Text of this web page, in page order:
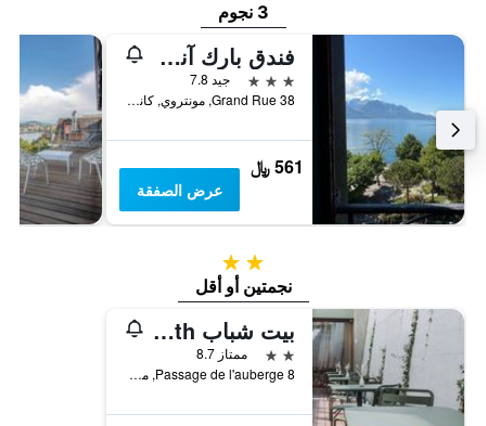
3 نجوم
فندق بارك آند ليك
3 نجوم
جيد 7.8
Grand Rue 38, مونتروي, كانتون فود, سويسرا
561 ﷼
عرض الصفقة
2 نجمتين
نجمتين أو أقل
بيت شباب Montreux Youth
2 نجمتين
ممتاز 8.7
Passage de l'auberge 8, مونتروي, كانتون فود, سويسرا